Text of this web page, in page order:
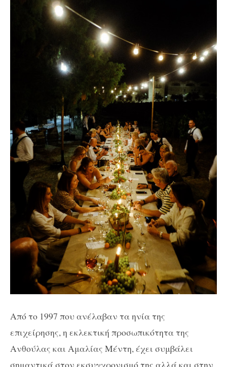
Από το 1997 που ανέλαβαν τα ηνία της
επιχείρησης, η εκλεκτική προσωπικότητα της
Ανθούλας και Αμαλίας Μέντη, έχει συμβάλει
σημαντικά στον εκσυγχρονισμό της αλλά και στην